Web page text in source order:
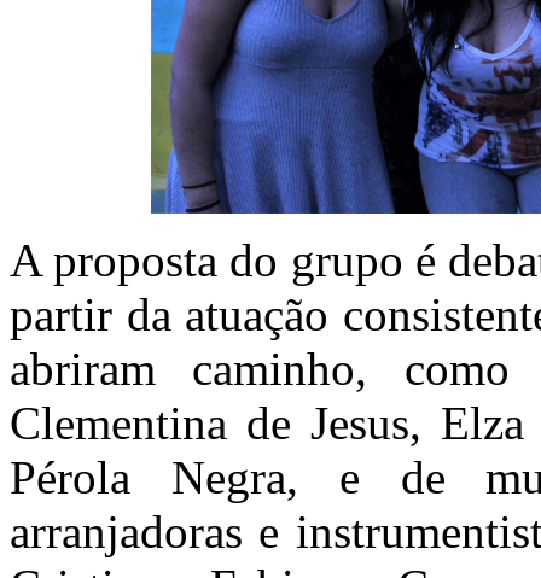
A proposta do grupo é
partir da atuação
abriram caminho,
Clementina de Jesus,
Pérola Negra, e de
arranjadoras e